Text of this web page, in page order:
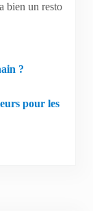
bien un resto
?
pour les